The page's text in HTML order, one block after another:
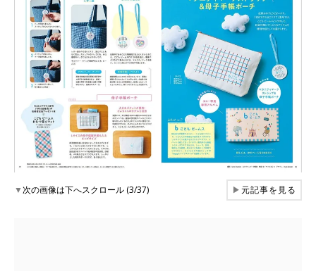
▼次の画像は下へスクロール (3/37) ▶元記事を見る